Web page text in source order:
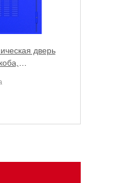
дверь